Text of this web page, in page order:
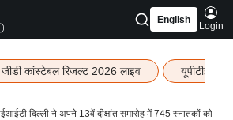
English
Login
कांस्टेबल रिजल्ट 2026 लाइव यूपीटीईटी
दिल्ली ने अपने 13वें दीक्षांत समारोह में 745 स्नातकों को